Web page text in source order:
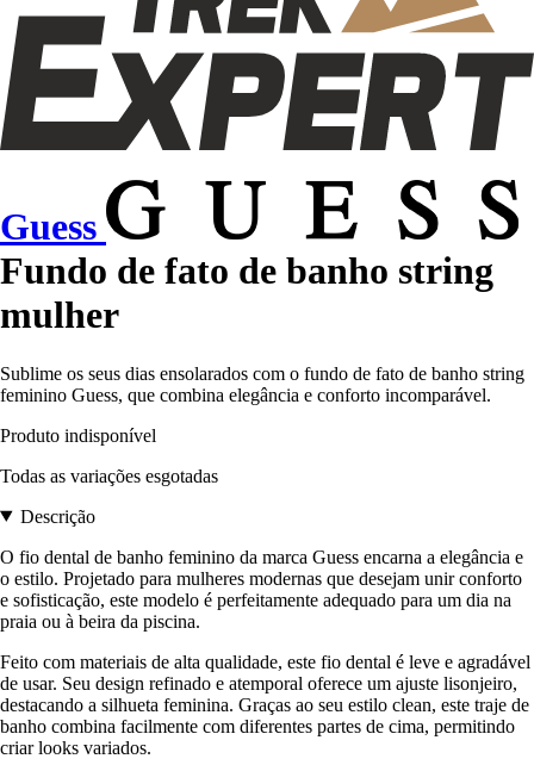
Guess
Fundo de fato de banho string
mulher
Sublime os seus dias ensolarados com o fundo de fato de banho string
feminino Guess, que combina elegância e conforto incomparável.
Produto indisponível
Todas as variações esgotadas
Descrição
O fio dental de banho feminino da marca Guess encarna a elegância e
o estilo. Projetado para mulheres modernas que desejam unir conforto
e sofisticação, este modelo é perfeitamente adequado para um dia na
praia ou à beira da piscina.
Feito com materiais de alta qualidade, este fio dental é leve e agradável
de usar. Seu design refinado e atemporal oferece um ajuste lisonjeiro,
destacando a silhueta feminina. Graças ao seu estilo clean, este traje de
banho combina facilmente com diferentes partes de cima, permitindo
criar looks variados.